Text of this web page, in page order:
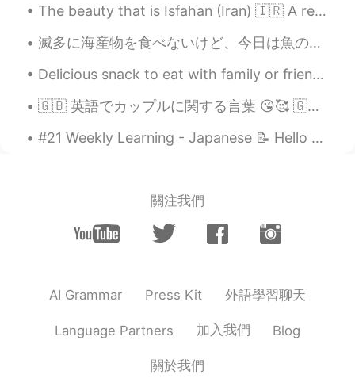
The beauty that is Isfahan (Iran) 🇮🇷 A really gorgeous looking place イスファハン（イラン）の美しさ🇮🇷本当にゴージャスな...
滅多に海産物を食べないけど、今日は魚の居酒屋に行きました〜店員が新鮮な魚を持ってきて、選ばせてくれた！焼きたての魚がふわふわで美味しかった！ホテルもでかいし、新鮮だから、甘かった！でもやっぱりだ...
Delicious snack to eat with family or friends 🤤😉 "Zaatar"ピザはエジプトの私の一つの一番好きな食べ物です。通常、私たちは"Zaatar"...
🇬🇧 英語でカップルに関する言葉 😘🥰 🇬🇧 Words related to Relationships 😘🥰 ① 「🐹と🐭は付き合ってるらしいね」 ⚫︎ “Apparently, 🐹 ...
#21 Weekly Learning - Japanese 📝 Hello HT friends 😄, Welcome to my weekly learning of 🇰🇷🇯🇵🇷🇺 ❓...
關注我們
AI Grammar Press Kit 外語學習聊天
Language Partners 加入我們 Blog
關於我們